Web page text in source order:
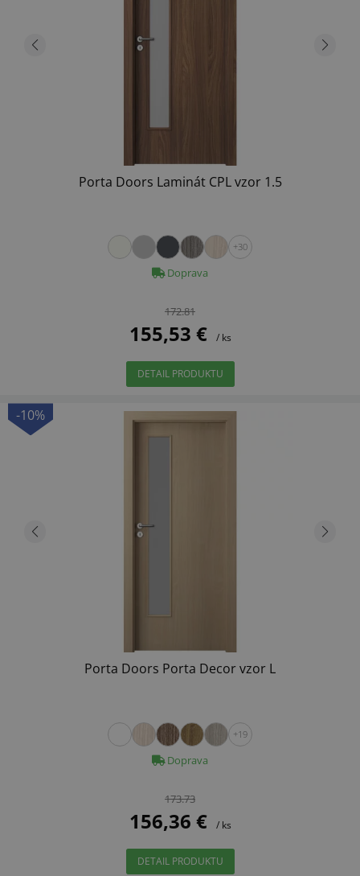
Porta Doors Laminát CPL vzor 1.5
+30
Doprava
172.81
155,53 € / ks
DETAIL PRODUKTU
-10%
Porta Doors Porta Decor vzor L
+19
Doprava
173.73
156,36 € / ks
DETAIL PRODUKTU